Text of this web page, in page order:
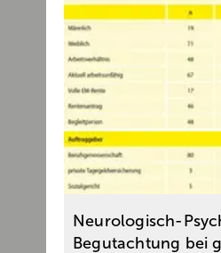
Neurologisch-
Begutachtung bei